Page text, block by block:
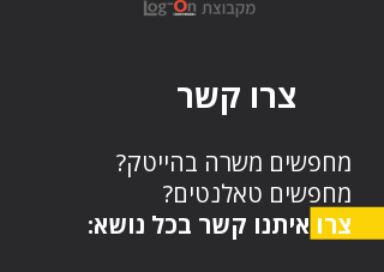
צרו קשר
מחפשים משרה בהייטק?
מחפשים טאלנטים?
צרו איתנו קשר בכל נושא: